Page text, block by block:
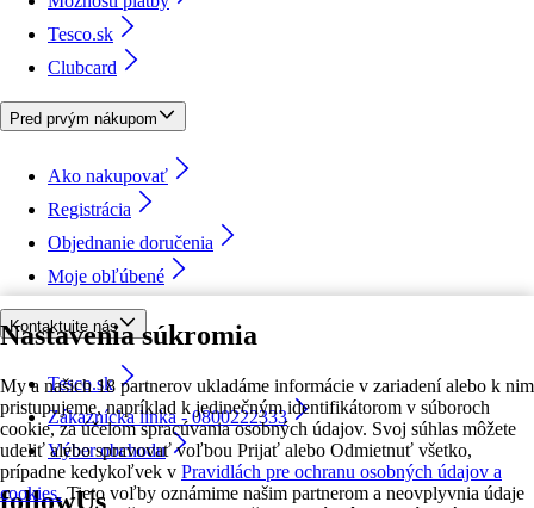
Nastavenia súkromia
My a našich 18 partnerov ukladáme informácie v zariadení alebo k nim
pristupujeme, napríklad k jedinečným identifikátorom v súboroch
cookie, za účelom spracúvania osobných údajov. Svoj súhlas môžete
udeliť alebo spravovať voľbou Prijať alebo Odmietnuť všetko,
prípadne kedykoľvek v Pravidlách pre ochranu osobných údajov a
cookies. Tieto voľby oznámime našim partnerom a neovplyvnia údaje
Tesco.sk
Clubcard
Pred prvým nákupom
Ako nakupovať
Registrácia
Objednanie doručenia
Moje obľúbené
Kontaktujte nás
Tesco.sk
Zákaznícka linka - 0800222333
Výber obchodu
followUs